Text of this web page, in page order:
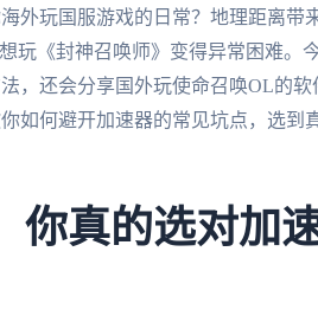
外玩国服游戏的日常？地理距离带
玩《封神召唤师》变得异常困难。
，还会分享国外玩使命召唤OL的软
如何避开加速器的常见坑点，选到
你真的选对加